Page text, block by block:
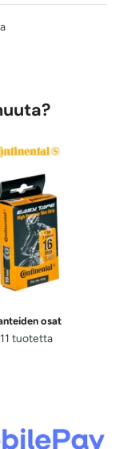
osat
11 tuotetta